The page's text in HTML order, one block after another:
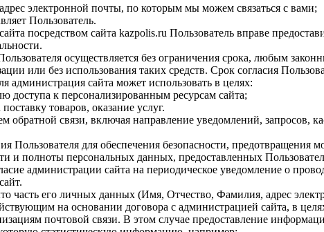
электронной почты, по которым мы можем связаться с вами;
Пользователь.
посредством сайта kazpolis.ru Пользователь вправе
осуществляется без ограничения срока, любым
или без использования таких средств. Срок согласия
администрация сайта может использовать в целях:
доступа к персонализированным ресурсам сайта;
товаров, оказание услуг.
обратной связи, включая направление уведомлений, запросов,
Пользователя для обеспечения безопасности, предотвращения
и полноты персональных данных, предоставленных
администрации сайта на периодическое уведомление о
часть его личных данных (Имя, Отчество, Фамилия, адрес
на основании договора с администрацией сайта, в
почтовой связи. В этом случае предоставление